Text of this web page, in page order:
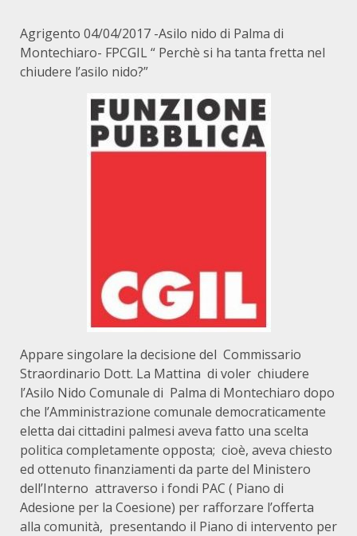
Agrigento 04/04/2017 -Asilo nido di Palma di
Montechiaro- FPCGIL “ Perchè si ha tanta fretta nel
chiudere l’asilo nido?”
Appare singolare la decisione del Commissario
Straordinario Dott. La Mattina di voler chiudere
l’Asilo Nido Comunale di Palma di Montechiaro dopo
che l’Amministrazione comunale democraticamente
eletta dai cittadini palmesi aveva fatto una scelta
politica completamente opposta; cioè, aveva chiesto
ed ottenuto finanziamenti da parte del Ministero
dell’Interno attraverso i fondi PAC ( Piano di
Adesione per la Coesione) per rafforzare l’offerta
alla comunità, presentando il Piano di intervento per